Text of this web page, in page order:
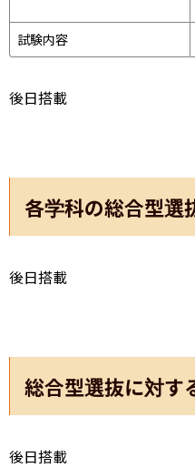
試験内容
後日搭載
各学科の総合型選
後日搭載
総合型選抜に対す
後日搭載